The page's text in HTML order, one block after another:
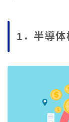
1．半導